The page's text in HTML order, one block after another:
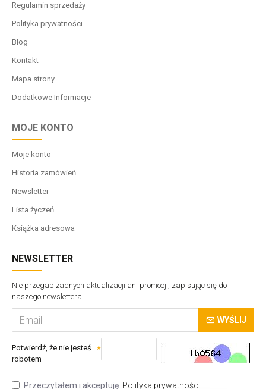
Regulamin sprzedaży
Polityka prywatności
Blog
Kontakt
Mapa strony
Dodatkowe Informacje
MOJE KONTO
Moje konto
Historia zamówień
Newsletter
Lista życzeń
Książka adresowa
NEWSLETTER
Nie przegap żadnych aktualizacji ani promocji, zapisując się do
naszego newslettera.
WYŚLIJ
Potwierdź, że nie jesteś
robotem
Przeczytałem i akceptuję Polityka prywatności